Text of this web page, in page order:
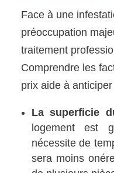
Face à une
préoccupation
traitement
Comprendre les
prix aide à
La superficie
logement est
nécessite de
sera moins